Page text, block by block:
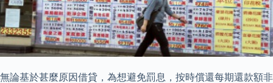
無論基於甚麼原因借貸，為想避免罰息，按時償還每期還款額非